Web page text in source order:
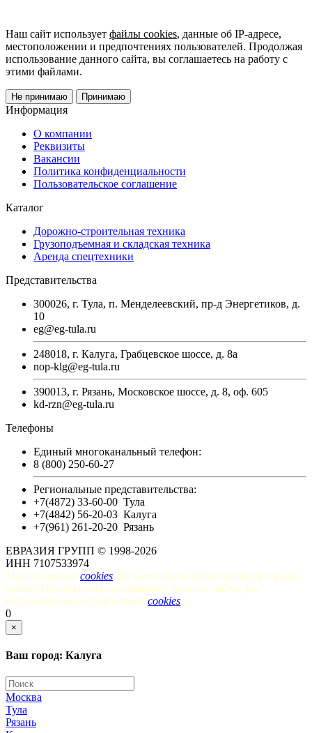
Наш сайт использует файлы cookies, данные об IP-адресе,
местоположении и предпочтениях пользователей. Продолжая
использование данного сайта, вы соглашаетесь на работу с
этими файлами.
Не принимаю Принимаю
Информация
О компании
Реквизиты
Вакансии
Политика конфиденциальности
Пользовательское соглашение
Каталог
Дорожно-строительная техника
Грузоподъемная и складская техника
Аренда спецтехники
Представительства
300026, г. Тула, п. Менделеевский, пр-д Энергетиков, д.
10
eg@eg-tula.ru
248018, г. Калуга, Грабцевское шоссе, д. 8а
nop-klg@eg-tula.ru
390013, г. Рязань, Московское шоссе, д. 8, оф. 605
kd-rzn@eg-tula.ru
Телефоны
Единый многоканальный телефон:
8 (800) 250-60-27
Региональные представительства:
+7(4872) 33-60-00 Тула
+7(4842) 56-20-03 Калуга
+7(961) 261-20-20 Рязань
ЕВРАЗИЯ ГРУПП © 1998-2026
ИНН 7107533974
Мы используем cookies для наилучшего представления нашего
сайта. Продолжая использование данного сайта, вы
соглашаетесь с применением cookies.
0
×
Ваш город: Калуга
Москва
Тула
Рязань